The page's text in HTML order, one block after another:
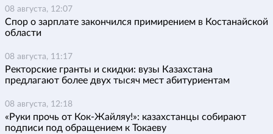
08 августа, 12:07
Спор о зарплате закончился примирением в Костанайской
области
08 августа, 11:17
Ректорские гранты и скидки: вузы Казахстана
предлагают более двух тысяч мест абитуриентам
08 августа, 12:18
«Руки прочь от Кок-Жайляу!»: казахстанцы собирают
подписи под обращением к Токаеву